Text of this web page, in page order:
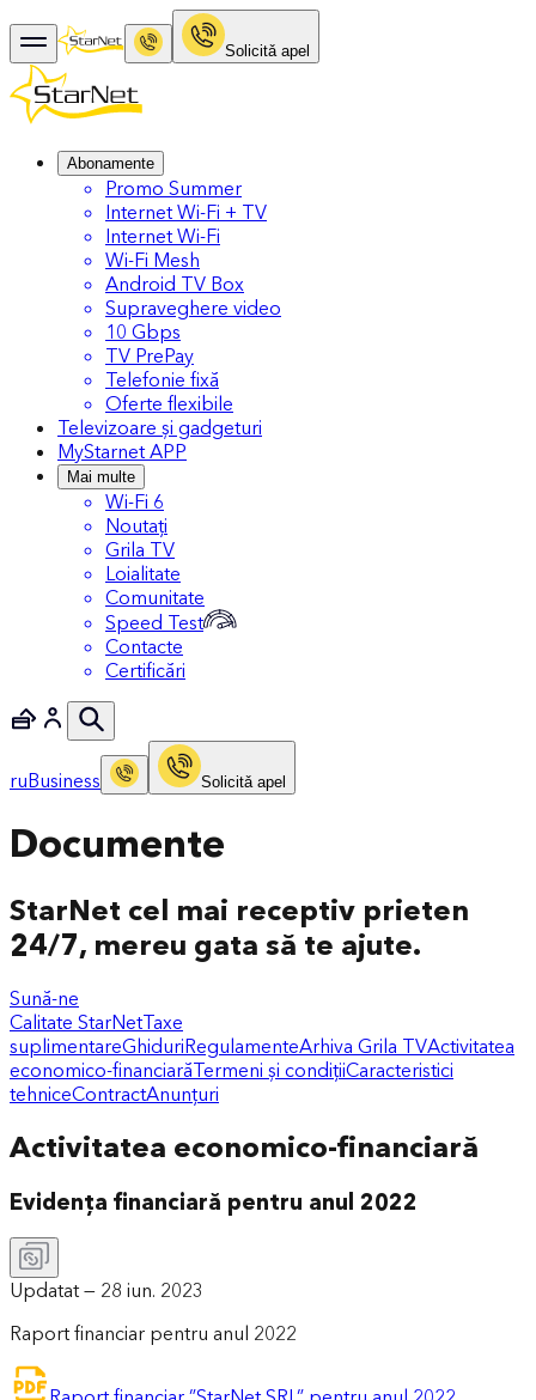
Solicitǎ apel
Abonamente
Promo Summer
Internet Wi-Fi + TV
Internet Wi-Fi
Wi-Fi Mesh
Android TV Box
Supraveghere video
10 Gbps
TV PrePay
Telefonie fixă
Oferte flexibile
Televizoare și gadgeturi
MyStarnet APP
Mai multe
Wi-Fi 6
Noutați
Grila TV
Loialitate
Comunitate
Speed Test
Contacte
Certificări
ruBusiness Solicitǎ apel
Documente
StarNet cel mai receptiv prieten
24/7, mereu gata să te ajute.
Sună-ne
Calitate StarNetTaxe
suplimentareGhiduriRegulamenteArhiva Grila TVActivitatea
economico-financiarăTermeni și condițiiCaracteristici
tehniceContractAnunțuri
Activitatea economico-financiară
Evidența financiară pentru anul 2022
Updatat — 28 iun. 2023
Raport financiar pentru anul 2022